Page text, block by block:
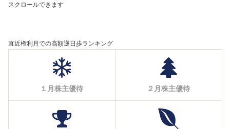
スクロールできます
直近権利月での高額逆日歩ランキング
１月株主優待 ２月株主優待